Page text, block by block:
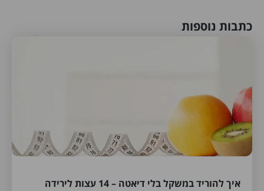
כתבות נוספות
איך להוריד במשקל בלי דיאטה – 14 עצות לירידה